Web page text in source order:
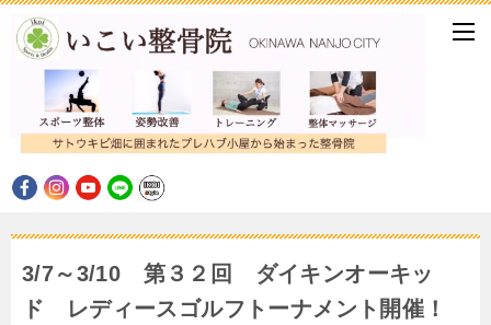
3/7～3/10 第３２回 ダイキンオーキッ
ド レディースゴルフトーナメント開催！